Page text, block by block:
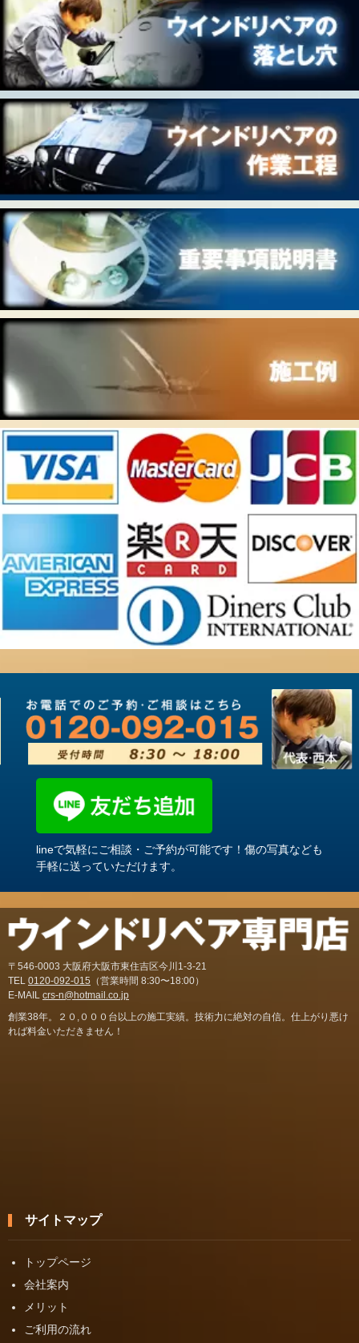
lineで気軽にご相談・ご予約が可能です！傷の写真なども
手軽に送っていただけます。
〒546-0003 大阪府大阪市東住吉区今川1-3-21
TEL 0120-092-015 （営業時間 8:30〜18:00）
E-MAIL crs-n@hotmail.co.jp
創業38年。２０,０００台以上の施工実績。技術力に絶対の自信。仕上がり悪け
れば料金いただきません！
サイトマップ
トップページ
会社案内
メリット
ご利用の流れ